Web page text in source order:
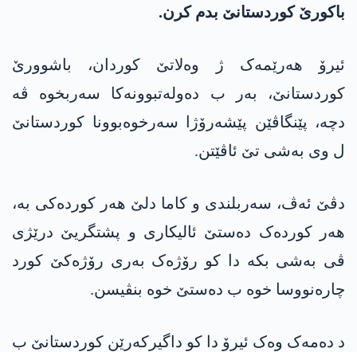
باکورێ کوردستانێ بدم کرن.
ئیرۆ ھەرێمەک ژ وەلاتێ کوردان، باشوورێ
کوردستانێ، بەر ب دەولەتبوونەکا سەربخوە ڤە
دچە، پێنگاڤێن پێشەرۆژا سەرخوەبوونا کوردستانێ
ل وی بەشی تێ ئاڤێتن.
دڤێ ئەڤ، سەربلندی و کاما دلێ ھەر کوردەکی بە،
ھەر کوردەک دەستێ ئالیکاری و پشتگریێ درێژی
ڤی بەشی بکە دا کو رۆژەک بەری رۆژەکێ کورد
چارەنووسا خوە ب دەستێ خوە بنڤیسن.
د دەمەک وەک ئیرۆ دا کو داگیرکەرێن کوردستانێ ب